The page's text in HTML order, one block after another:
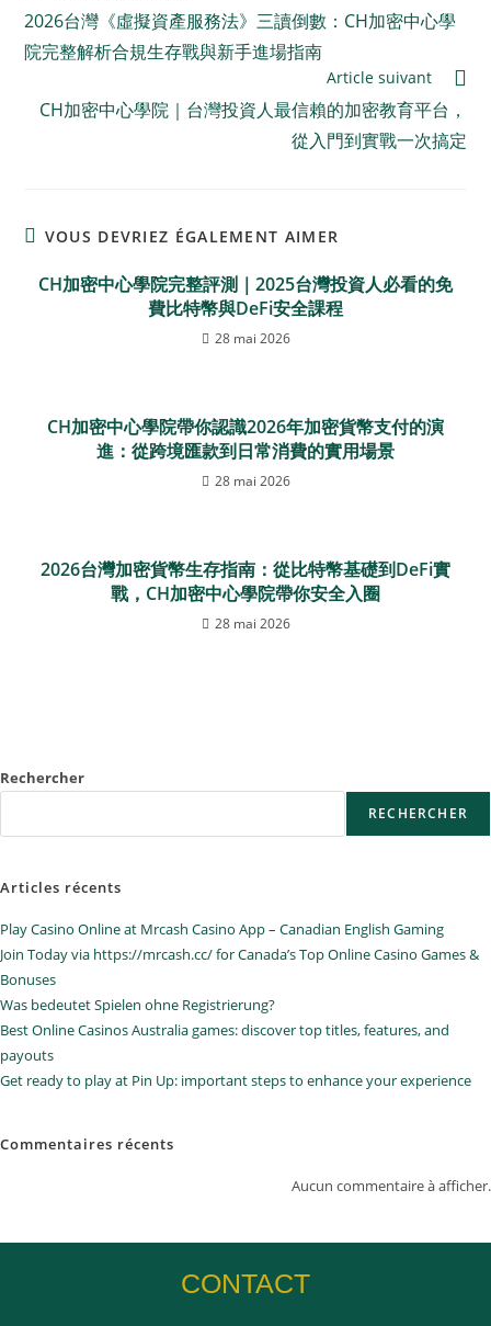
2026台灣《虛擬資產服務法》三讀倒數：CH加密中心學
院完整解析合規生存戰與新手進場指南
Article suivant
CH加密中心學院｜台灣投資人最信賴的加密教育平台，
從入門到實戰一次搞定
VOUS DEVRIEZ ÉGALEMENT AIMER
CH加密中心學院完整評測｜2025台灣投資人必看的免
費比特幣與DeFi安全課程
28 mai 2026
CH加密中心學院帶你認識2026年加密貨幣支付的演
進：從跨境匯款到日常消費的實用場景
28 mai 2026
2026台灣加密貨幣生存指南：從比特幣基礎到DeFi實
戰，CH加密中心學院帶你安全入圈
28 mai 2026
Rechercher
RECHERCHER
Articles récents
Play Casino Online at Mrcash Casino App – Canadian English Gaming
Join Today via https://mrcash.cc/ for Canada’s Top Online Casino Games &
Bonuses
Was bedeutet Spielen ohne Registrierung?
Best Online Casinos Australia games: discover top titles, features, and
payouts
Get ready to play at Pin Up: important steps to enhance your experience
Commentaires récents
Aucun commentaire à afficher.
CONTACT